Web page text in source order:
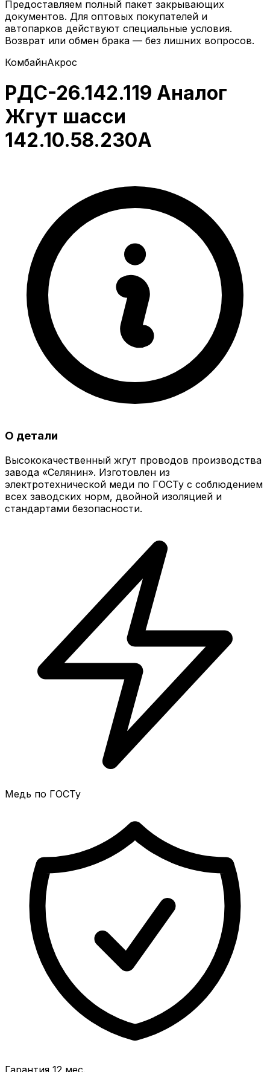
Предоставляем полный пакет закрывающих
документов. Для оптовых покупателей и
автопарков действуют специальные условия.
Возврат или обмен брака — без лишних вопросов.
КомбайнАкрос
РДС-26.142.119 Аналог
Жгут шасси
142.10.58.230А
О детали
Высококачественный жгут проводов производства
завода «Селянин». Изготовлен из
электротехнической меди по ГОСТу с соблюдением
всех заводских норм, двойной изоляцией и
стандартами безопасности.
Медь по ГОСТу